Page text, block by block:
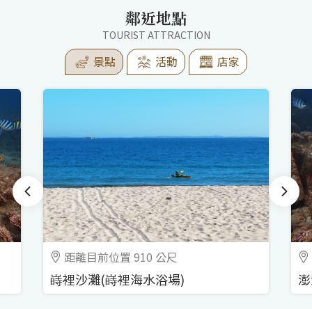
鄰近地點
TOURIST ATTRACTION
景點 活動 店家
距離目前位置 910 公尺
嵵裡沙灘(嵵裡海水浴場)